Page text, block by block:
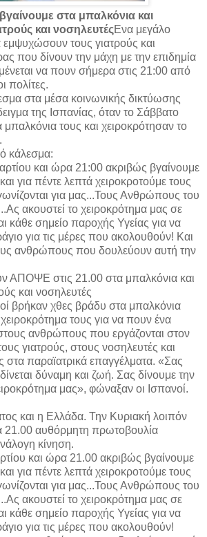
στα μπαλκόνια και
και νοσηλευτέςΕνα μεγάλο
τους γιατρούς και
που δίνουν την μάχη με την επιδημία
να πουν σήμερα στις 21:00 από
πολίτες.
στα μέσα κοινωνικής δικτύωσης
της Ισπανίας, όταν το Σάββατο
μπαλκόνια τους και χειροκρότησαν το
κάλεσμα:
και ώρα 21:00 ακριβώς βγαίνουμε
για πέντε λεπτά χειροκροτούμε τους
για μας...Τους Ανθρώπους του
ακουστεί το χειροκρότημα μας σε
κάθε σημείο παροχής Υγείας για να
για τις μέρες που ακολουθούν! Και
ανθρώπους που δουλεύουν αυτή την
ΑΠΟΨΕ στις 21.00 στα μπαλκόνια και
και νοσηλευτές
βρήκαν χθες βράδυ στα μπαλκόνια
τους για να πουν ένα
ανθρώπους που εργάζονται στον
γιατρούς, στους νοσηλευτές και
στα παραϊατρικά επαγγέλματα. «Σας
δύναμη και ζωή. Σας δίνουμε την
μας», φώναξαν οι Ισπανοί.
και η Ελλάδα. Την Κυριακή λοιπόν
21.00 αυθόρμητη πρωτοβουλία
κίνηση.
και ώρα 21.00 ακριβώς βγαίνουμε
για πέντε λεπτά χειροκροτούμε τους
για μας...Τους Ανθρώπους του
ακουστεί το χειροκρότημα μας σε
κάθε σημείο παροχής Υγείας για να
για τις μέρες που ακολουθούν!